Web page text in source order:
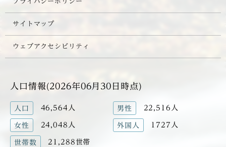
サイトマップ
ウェブアクセシビリティ
人口情報(2026年06月30日時点)
人口 46,564人 男性 22,516人
女性 24,048人 外国人 1727人
世帯数 21,288世帯